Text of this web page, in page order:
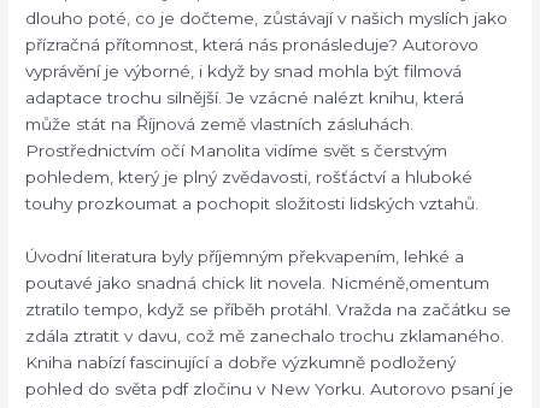
dlouho poté, co je dočteme, zůstávají v našich myslích jako
přízračná přítomnost, která nás pronásleduje? Autorovo
vyprávění je výborné, i když by snad mohla být filmová
adaptace trochu silnější. Je vzácné nalézt knihu, která
může stát na Říjnová země vlastních zásluhách.
Prostřednictvím očí Manolita vidíme svět s čerstvým
pohledem, který je plný zvědavosti, rošťáctví a hluboké
touhy prozkoumat a pochopit složitosti lidských vztahů.
Úvodní literatura byly příjemným překvapením, lehké a
poutavé jako snadná chick lit novela. Nicméně,omentum
ztratilo tempo, když se příběh protáhl. Vražda na začátku se
zdála ztratit v davu, což mě zanechalo trochu zklamaného.
Kniha nabízí fascinující a dobře výzkumně podložený
pohled do světa pdf zločinu v New Yorku. Autorovo psaní je